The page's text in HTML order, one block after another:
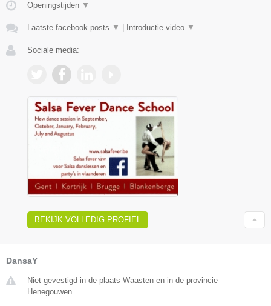
Openingstijden ▼
Laatste facebook posts ▼ Introductie video ▼
Sociale media:
BEKIJK VOLLEDIG PROFIEL
DansaY
Niet gevestigd in de plaats Waasten en in de provincie
Henegouwen.